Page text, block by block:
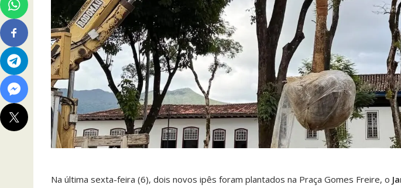
Na última sexta-feira (6), dois novos ipês foram plantados na Praça Gomes Freire, o